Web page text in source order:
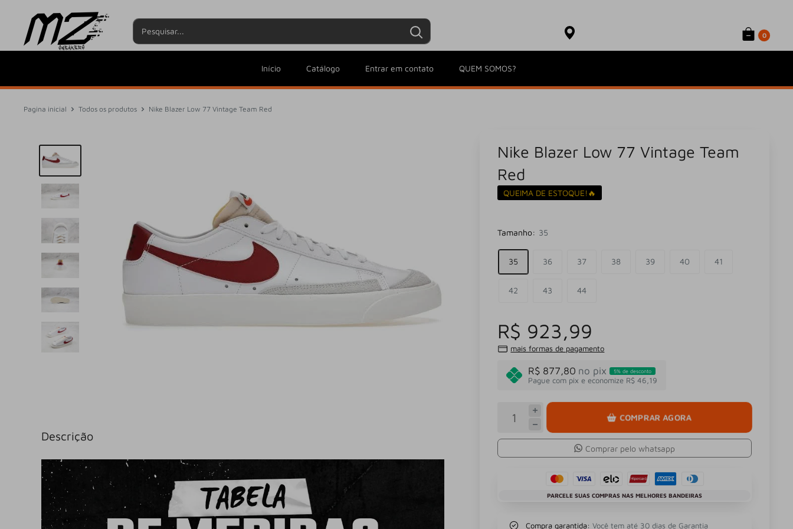
0
Início Catálogo Entrar em contato QUEM SOMOS?
Pagina inicial Todos os produtos Nike Blazer Low 77 Vintage Team Red
Nike Blazer Low 77 Vintage Team
Red
QUEIMA DE ESTOQUE!🔥
Tamanho: 35
35 36 37 38 39 40 41
42 43 44
R$ 923,99
mais formas de pagamento
R$ 877,80 no pix 5% de desconto
Pague com pix e economize R$ 46,19
COMPRAR AGORA
Comprar pelo whatsapp
PARCELE SUAS COMPRAS NAS MELHORES BANDEIRAS
Compra garantida: Você tem até 30 dias de Garantia
Descrição